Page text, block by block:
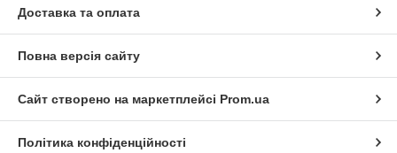
Доставка та оплата
Повна версія сайту
Сайт створено на маркетплейсі Prom.ua
Політика конфіденційності